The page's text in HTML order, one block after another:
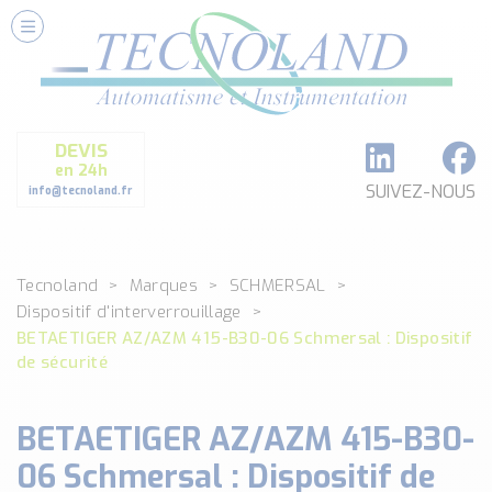
DEVIS
en 24h
info@tecnoland.fr SUIVEZ-NOUS
Nos Services
Conseils et Fourniture
Formation et Assistance
Architecture I-O Link multi fabricants
Classé par catégorie
DEBIT
DETECTION
ENREGISTREUR + ACQUISITION DE DONNEES
Voir toutes les catégories …
Tecnoland Marques
SCHMERSAL
Dispositif d'interverrouillage
BETAETIGER AZ/AZM 415-B30-06 Schmersal : Dispositif
de sécurité
BETAETIGER AZ/AZM 415-B30-
06 Schmersal : Dispositif de